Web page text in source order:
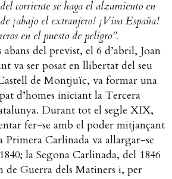
corriente se haga el alzamiento en
¡abajo el extranjero! ¡Viva España!
en el puesto de peligro”.
del previst, el 6 d’abril, Joan
va ser posat en llibertat del seu
de Montjuïc, va formar una
d’homes iniciant la Tercera
Durant tot el segle XIX,
fer-se amb el poder mitjançant
Primera Carlinada va allargar-se
la Segona Carlinada, del 1846
de Guerra dels Matiners i, per